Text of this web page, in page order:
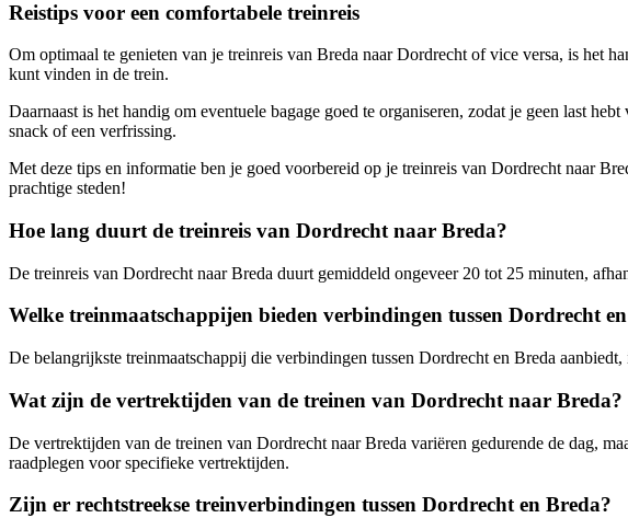
Reistips voor een comfortabele treinreis
Om optimaal te genieten van je treinreis van Breda naar Dordrecht of vice versa, is het
kunt vinden in de trein.
Daarnaast is het handig om eventuele bagage goed te organiseren, zodat je geen last
snack of een verfrissing.
Met deze tips en informatie ben je goed voorbereid op je treinreis van Dordrecht naar
prachtige steden!
Hoe lang duurt de treinreis van Dordrecht naar Breda?
De treinreis van Dordrecht naar Breda duurt gemiddeld ongeveer 20 tot 25 minuten,
Welke treinmaatschappijen bieden verbindingen tussen Dordrecht
De belangrijkste treinmaatschappij die verbindingen tussen Dordrecht en Breda
Wat zijn de vertrektijden van de treinen van Dordrecht naar Breda?
De vertrektijden van de treinen van Dordrecht naar Breda variëren gedurende de dag,
raadplegen voor specifieke vertrektijden.
Zijn er rechtstreekse treinverbindingen tussen Dordrecht en Breda?